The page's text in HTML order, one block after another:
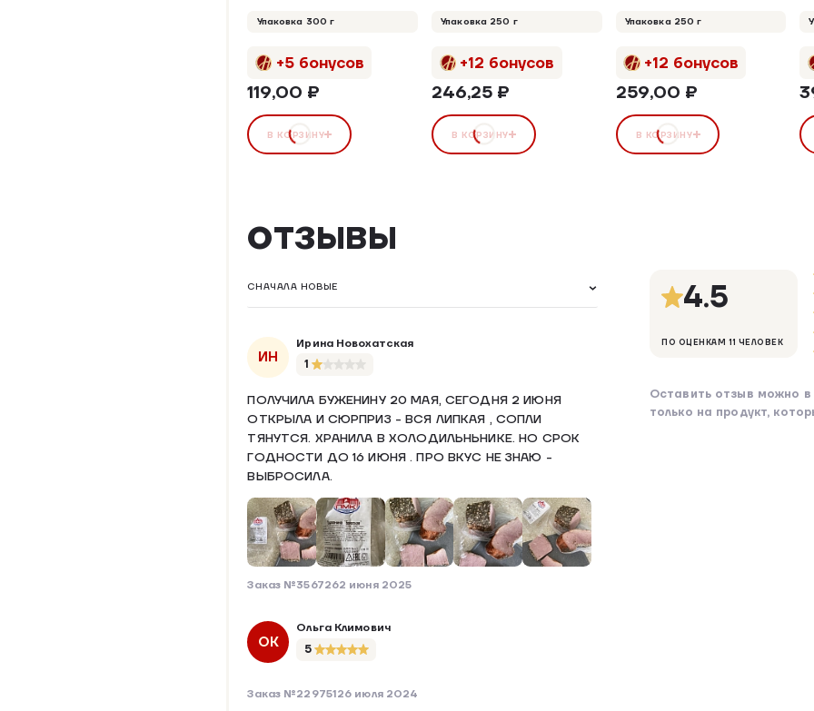
Упаковка 300 г
+5 бонусов
119,00 ₽
В КОРЗИНУ
Упаковка 250 г
+12 бонусов
246,25 ₽
В КОРЗИНУ
Упаковка 250 г
+12 бонусов
259,00 ₽
В КОРЗИНУ
ОТЗЫВЫ
СНАЧАЛА НОВЫЕ
ИН
Ирина Новохатская
1
ПОЛУЧИЛА БУЖЕНИНУ 20 МАЯ, СЕГОДНЯ 2 ИЮНЯ
ОТКРЫЛА И СЮРПРИЗ - ВСЯ ЛИПКАЯ , СОПЛИ
ТЯНУТСЯ. ХРАНИЛА В ХОЛОДИЛЬНЬНИКЕ. НО СРОК
ГОДНОСТИ ДО 16 ИЮНЯ . ПРО ВКУС НЕ ЗНАЮ -
ВЫБРОСИЛА.
Заказ №3567262 июня 2025
ОК
Ольга Климович
5
Заказ №22975126 июля 2024
4.5
ПО ОЦЕНКАМ 11 ЧЕЛОВЕК
Оставить отзыв можно в
только на продукт,